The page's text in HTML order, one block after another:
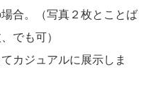
合。（写真２枚とことば
でも可）
カジュアルに展示しま